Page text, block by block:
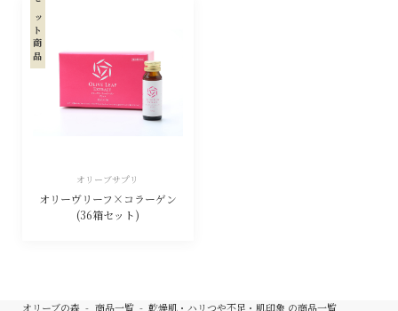
オリーブサプリ
オリーヴリーフ×コラーゲン
(36箱セット)
セット商品
オリーブの森 商品一覧 乾燥肌・ハリつや不足・肌印象 の商品一覧